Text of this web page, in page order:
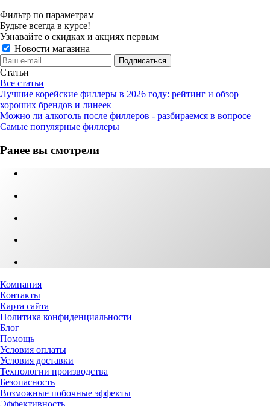
Фильтр по параметрам
Будьте всегда в курсе!
Узнавайте о скидках и акциях первым
Новости магазина
Статьи
Все статьи
Лучшие корейские филлеры в 2026 году: рейтинг и обзор
хороших брендов и линеек
Можно ли алкоголь после филлеров - разбираемся в вопросе
Самые популярные филлеры
Ранее вы смотрели
Компания
Контакты
Карта сайта
Политика конфиденциальности
Блог
Помощь
Условия оплаты
Условия доставки
Технологии производства
Безопасность
Возможные побочные эффекты
Эффективность